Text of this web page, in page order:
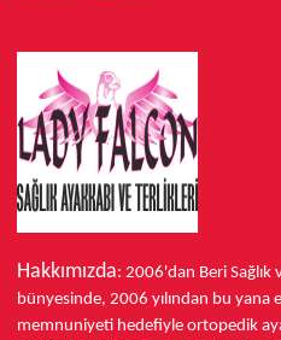
Hakkımızda: 2006'dan Beri Sağlık
bünyesinde, 2006 yılından bu yana
memnuniyeti hedefiyle ortopedik